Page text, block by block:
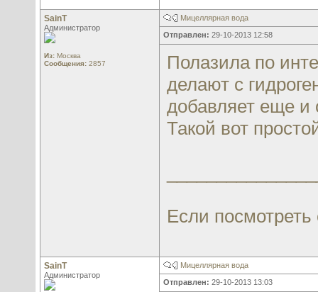
SainT
Администратор
Из: Москва
Сообщения: 2857
Мицеллярная вода
Отправлен: 29-10-2013 12:58
Полазила по
делают с
добавляет еще и
Такой вот
Если посмотреть
SainT
Администратор
Мицеллярная вода
Отправлен: 29-10-2013 13:03